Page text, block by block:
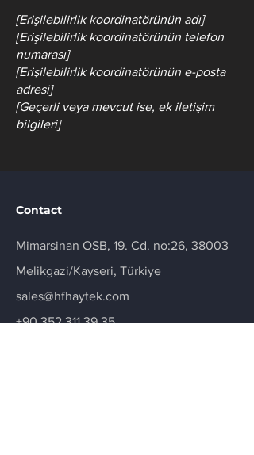
[Erişilebilirlik koordinatörünün adı]
[Erişilebilirlik koordinatörünün telefon
numarası]
[Erişilebilirlik koordinatörünün e-posta
adresi]
[Geçerli veya mevcut ise, ek iletişim
bilgileri]
Contact
Mimarsinan OSB, 19. Cd. no:26, 38003
Melikgazi/Kayseri, Türkiye
sales@hfhaytek.com
+90 352 311 39 35